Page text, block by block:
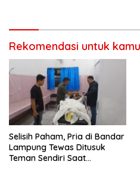
Rekomendasi untuk kamu
Selisih Paham, Pria di Bandar
Lampung Tewas Ditusuk
Teman Sendiri Saat